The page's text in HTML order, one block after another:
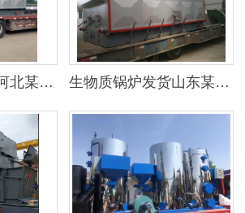
生物质锅炉发货河北某地区 生物质锅炉发货山东某公司